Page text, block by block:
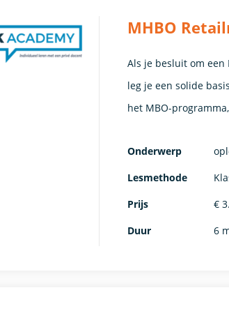
MHBO
Als je besluit om een
leg je een solide
het MBO-
Onderwerp
Lesmethode
Prijs
€
Duur
6